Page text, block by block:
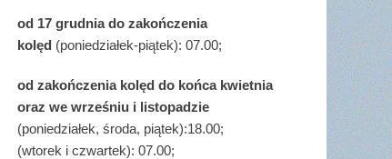
od 17 grudniado zakończenia
kolęd (poniedziałek-piątek): 07.00;
od zakończenia kolęd do końca kwietnia
oraz we wrześniu i listopadzie
(poniedziałek, środa, piątek):18.00;
(wtorek i czwartek): 07.00;